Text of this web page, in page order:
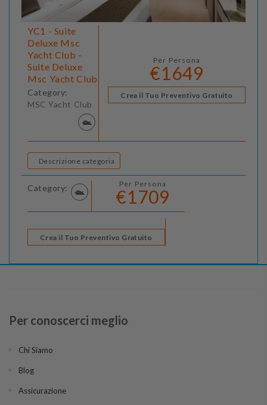
YC1 - Suite
Deluxe Msc
Yacht Club -
Suite Deluxe
Msc Yacht Club
Category:
MSC Yacht Club
Per Persona
€1649
Crea il Tuo Preventivo Gratuito
Descrizione categoria
Category: Per Persona
€1709
Crea il Tuo Preventivo Gratuito
Per conoscerci meglio
Chi Siamo
Blog
Assicurazione